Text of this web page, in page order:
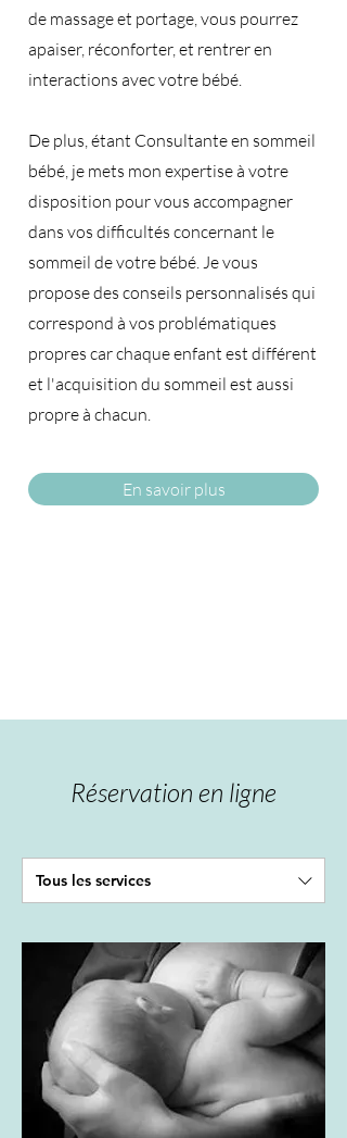
de massage et portage, vous pourrez
apaiser, réconforter, et rentrer en
interactions avec votre bébé.
De plus, étant Consultante en sommeil
bébé, je mets mon expertise à votre
disposition pour vous accompagner
dans vos difficultés concernant le
sommeil de votre bébé. Je vous
propose des conseils personnalisés qui
correspond à vos problématiques
propres car chaque enfant est différent
et l'acquisition du sommeil est aussi
propre à chacun.​
En savoir plus
Réservation en ligne
Tous les services